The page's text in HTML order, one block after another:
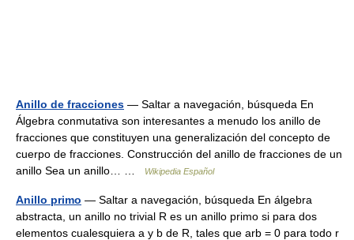
Anillo de fracciones — Saltar a navegación, búsqueda En
Álgebra conmutativa son interesantes a menudo los anillo de
fracciones que constituyen una generalización del concepto de
cuerpo de fracciones. Construcción del anillo de fracciones de un
anillo Sea un anillo… …
Wikipedia Español
Anillo primo — Saltar a navegación, búsqueda En álgebra
abstracta, un anillo no trivial R es un anillo primo si para dos
elementos cualesquiera a y b de R, tales que arb = 0 para todo r